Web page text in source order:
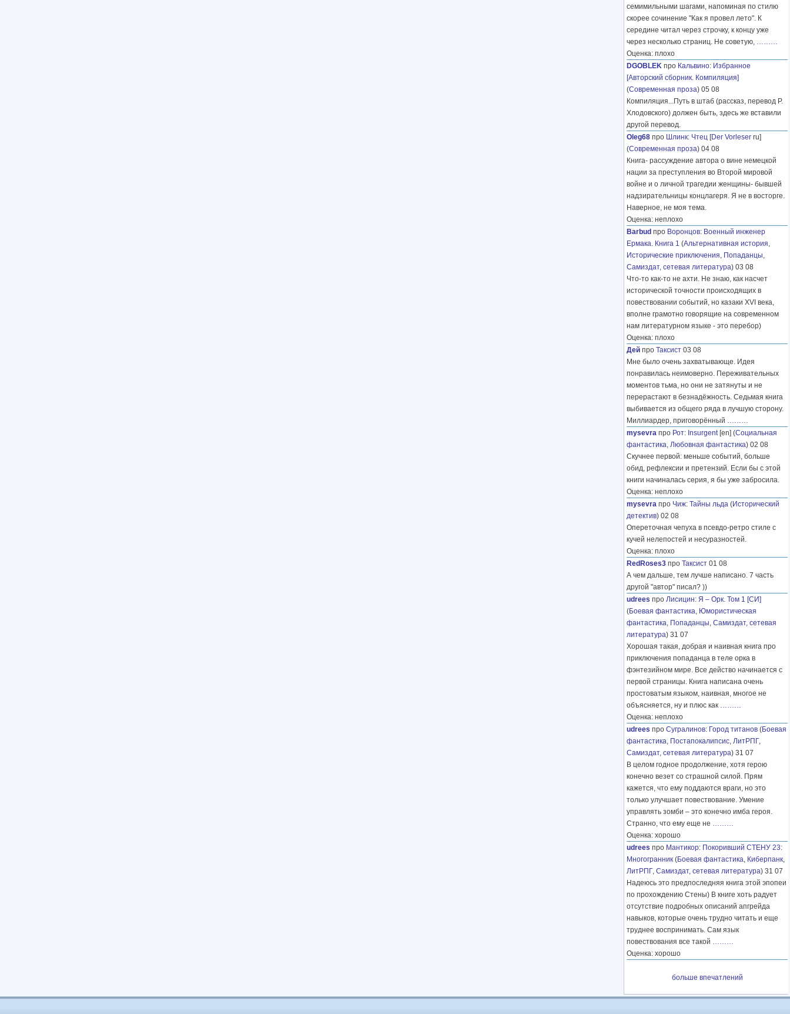
семимильными шагами, напоминая по стилю
скорее сочинение "Как я провел лето". К
середине читал через строчку, к концу уже
через несколько страниц. Не советую, ………
Оценка: плохо
DGOBLEK про Кальвино: Избранное
[Авторский сборник. Компиляция]
(Современная проза) 05 08
Компиляция...Путь в штаб (рассказ, перевод Р.
Хлодовского) должен быть, здесь же вставили
другой перевод.
Oleg68 про Шлинк: Чтец [Der Vorleser ru]
(Современная проза) 04 08
Книга- рассуждение автора о вине немецкой
нации за преступления во Второй мировой
войне и о личной трагедии женщины- бывшей
надзирательницы концлагеря. Я не в восторге.
Наверное, не моя тема.
Оценка: неплохо
Barbud про Воронцов: Военный инженер
Ермака. Книга 1 (Альтернативная история,
Исторические приключения, Попаданцы,
Самиздат, сетевая литература) 03 08
Что-то как-то не ахти. Не знаю, как насчет
исторической точности происходящих в
повествовании событий, но казаки XVI века,
вполне грамотно говорящие на современном
нам литературном языке - это перебор)
Оценка: плохо
Дей про Таксист 03 08
Мне было очень захватывающе. Идея
понравилась неимоверно. Переживательных
моментов тьма, но они не затянуты и не
перерастают в безнадёжность. Седьмая книга
выбивается из общего ряда в лучшую сторону.
Миллиардер, приговорённый ………
mysevra про Рот: Insurgent[en] (Социальная
фантастика, Любовная фантастика) 02 08
Скучнее первой: меньше событий, больше
обид, рефлексии и претензий. Если бы с этой
книги начиналась серия, я бы уже забросила.
Оценка: неплохо
mysevra про Чиж: Тайны льда (Исторический
детектив) 02 08
Опереточная чепуха в псевдо-ретро стиле с
кучей нелепостей и несуразностей.
Оценка: плохо
RedRoses3 про Таксист 01 08
А чем дальше, тем лучше написано. 7 часть
другой "автор" писал? ))
udrees про Лисицин: Я – Орк. Том 1 [СИ]
(Боевая фантастика, Юмористическая
фантастика, Попаданцы, Самиздат, сетевая
литература) 31 07
Хорошая такая, добрая и наивная книга про
приключения попаданца в теле орка в
фэнтезийном мире. Все действо начинается с
первой страницы. Книга написана очень
простоватым языком, наивная, многое не
объясняется, ну и плюс как ………
Оценка: неплохо
udrees про Сугралинов: Город титанов (Боевая
фантастика, Постапокалипсис, ЛитРПГ,
Самиздат, сетевая литература) 31 07
В целом годное продолжение, хотя герою
конечно везет со страшной силой. Прям
кажется, что ему поддаются враги, но это
только улучшает повествование. Умение
управлять зомби – это конечно имба героя.
Странно, что ему еще не ………
Оценка: хорошо
udrees про Мантикор: Покоривший СТЕНУ 23:
Многогранник (Боевая фантастика, Киберпанк,
ЛитРПГ, Самиздат, сетевая литература) 31 07
Надеюсь это предпоследняя книга этой эпопеи
по прохождению Стены) В книге хоть радует
отсутствие подробных описаний апгрейда
навыков, которые очень трудно читать и еще
труднее воспринимать. Сам язык
повествования все такой ………
Оценка: хорошо
больше впечатлений